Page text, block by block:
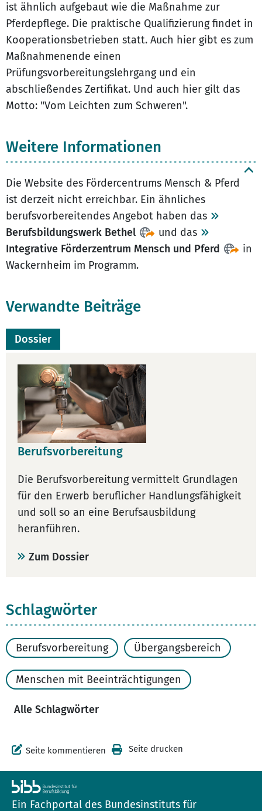
ist ähnlich aufgebaut wie die Maßnahme zur
Pferdepflege. Die praktische Qualifizierung findet in
Kooperationsbetrieben statt. Auch hier gibt es zum
Maßnahmenende einen
Prüfungsvorbereitungslehrgang und ein
abschließendes Zertifikat. Und auch hier gilt das
Motto: "Vom Leichten zum Schweren".
Weitere Informationen
Die Website des Fördercentrums Mensch & Pferd
ist derzeit nicht erreichbar. Ein ähnliches
berufsvorbereitendes Angebot haben das
Berufsbildungswerk Bethel
und das
Integrative Förderzentrum Mensch und Pferd
in
Wackernheim im Programm.
Verwandte Beiträge
Dossier
Berufsvorbereitung
Die Berufsvorbereitung vermittelt Grundlagen
für den Erwerb beruflicher Handlungsfähigkeit
und soll so an eine Berufsausbildung
heranführen.
Zum Dossier
Schlagwörter
Berufsvorbereitung Übergangsbereich
Menschen mit Beeinträchtigungen
Alle Schlagwörter
Seite kommentieren Seite drucken
Ein Fachportal des Bundesinstituts für